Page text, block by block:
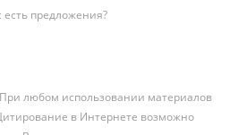
предложения?
любом использовании материалов
в Интернете возможно